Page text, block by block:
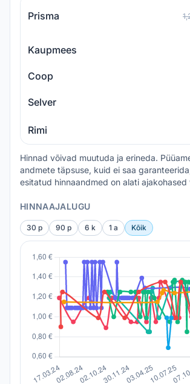
Prisma
Kaupmees
Coop
Selver
Rimi
Hinnad võivad muutuda ja erineda.
andmete täpsuse, kuid ei saa
esitatud hinnaandmed on alati ajakohased
HINNAAJALUGU
30 p 90 p 6 k 1 a Kõik